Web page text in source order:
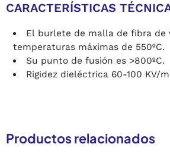
CARACTERÍSTICAS
El burlete de malla de fibra de
temperaturas máximas de 550ºC.
Su punto de fusión es >800ºC.
Rigidez dieléctrica 60-100 KV/
Productos relacionados